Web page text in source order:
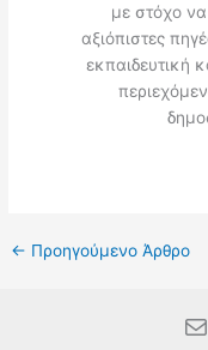
με στόχο να
αξιόπιστες
εκπαιδευτική
← Προηγούμενο Άρθρο